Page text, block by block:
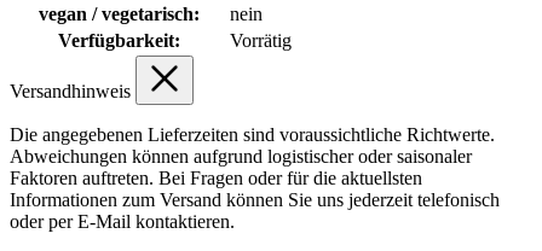
vegan / vegetarisch:
nein
Verfügbarkeit:
Vorrätig
Versandhinweis
Die angegebenen Lieferzeiten sind voraussichtliche Richtwerte.
Abweichungen können aufgrund logistischer oder saisonaler
Faktoren auftreten. Bei Fragen oder für die aktuellsten
Informationen zum Versand können Sie uns jederzeit telefonisch
oder per E-Mail kontaktieren.